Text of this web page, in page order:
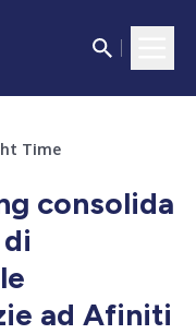
Time
consolida
ad Afiniti